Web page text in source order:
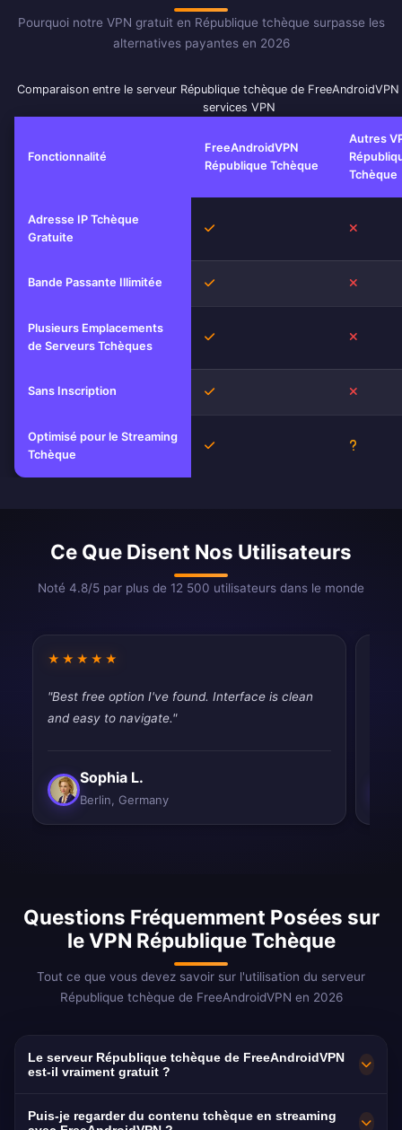
Pourquoi notre VPN gratuit en République tchèque surpasse les
alternatives payantes en 2026
Comparaison entre le serveur République tchèque de
services VPN
Fonctionnalité
FreeAndroidVPN
République Tchèque
Autres
Tchèque
Adresse IP Tchèque
Gratuite
Oui
Bande Passante Illimitée Oui
Plusieurs Emplacements
de Serveurs Tchèques
Oui
Sans Inscription Oui
Optimisé pour le Streaming
Tchèque
Oui
Ce Que Disent Nos Utilisateurs
Noté 4.8/5 par plus de 12 500 utilisateurs dans le monde
★★★★★
"Best free option I've found. Interface is clean
and easy to navigate."
Sophia L.
Berlin, Germany
Questions Fréquemment Posées sur
le VPN République Tchèque
Tout ce que vous devez savoir sur l'utilisation du serveur
République tchèque de FreeAndroidVPN en 2026
Le serveur République tchèque de FreeAndroidVPN
est-il vraiment gratuit ?
Oui ! Le serveur République tchèque de
Puis-je regarder du contenu tchèque en streaming